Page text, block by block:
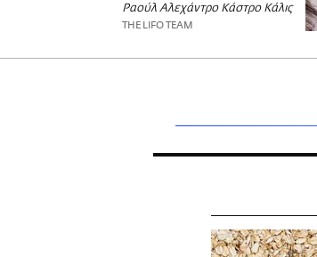
Ραούλ Αλεχάντρο Κάστρο Κάλις
THE LIFO TEAM